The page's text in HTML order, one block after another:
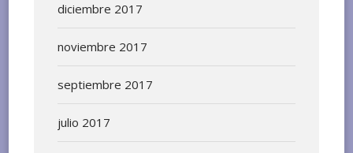
diciembre 2017
noviembre 2017
septiembre 2017
julio 2017